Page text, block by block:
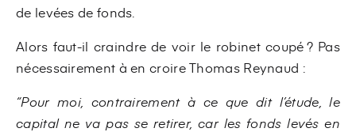
de levées de fonds.
Alors faut-il craindre de voir le robinet coupé ? Pas
nécessairement à en croire Thomas Reynaud :
“Pour moi, contrairement à ce que dit l’étude, le
capital ne va pas se retirer, car les fonds levés en